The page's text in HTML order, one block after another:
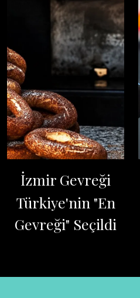
İzmir Gevreği
Türkiye'nin "En
Gevreği" Seçildi